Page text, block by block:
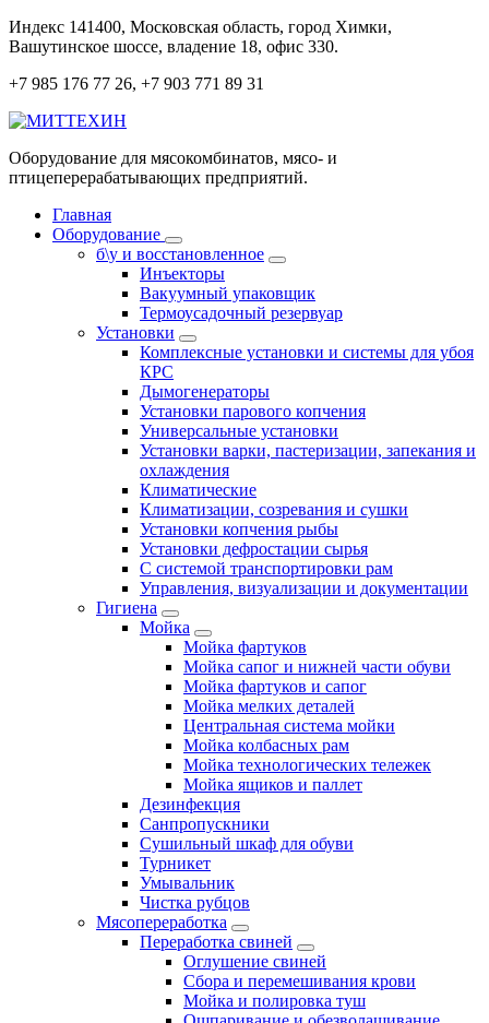
Перейти
к
Индекс 141400, Московская область, город Химки,
Вашутинское шоссе, владение 18, офис 330.
+7 985 176 77 26, +7 903 771 89 31
Оборудование для мясокомбинатов, мясо- и
птицеперерабатывающих предприятий.
Главная
Оборудование
б\у и восстановленное
Инъекторы
Вакуумный упаковщик
Термоусадочный резервуар
Установки
Комплексные установки и системы для убоя
КРС
Дымогенераторы
Установки парового копчения
Универсальные установки
Установки варки, пастеризации, запекания и
охлаждения
Климатические
Климатизации, созревания и сушки
Установки копчения рыбы
Установки дефростации сырья
С системой транспортировки рам
Управления, визуализации и документации
Гигиена
Мойка
Мойка фартуков
Мойка сапог и нижней части обуви
Мойка фартуков и сапог
Мойка мелких деталей
Центральная система мойки
Мойка колбасных рам
Мойка технологических тележек
Мойка ящиков и паллет
Дезинфекция
Санпропускники
Сушильный шкаф для обуви
Турникет
Умывальник
Чистка рубцов
Мясопереработка
Переработка свиней
Оглушение свиней
Сбора и перемешивания крови
Мойка и полировка туш